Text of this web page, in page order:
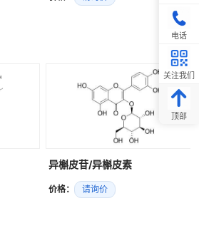
异槲皮苷/异槲皮素
价格： 请询价
电话
关注我们
顶部